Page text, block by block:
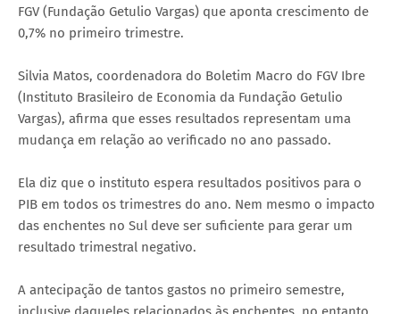
FGV (Fundação Getulio Vargas) que aponta crescimento de
0,7% no primeiro trimestre.
Silvia Matos, coordenadora do Boletim Macro do FGV Ibre
(Instituto Brasileiro de Economia da Fundação Getulio
Vargas), afirma que esses resultados representam uma
mudança em relação ao verificado no ano passado.
Ela diz que o instituto espera resultados positivos para o
PIB em todos os trimestres do ano. Nem mesmo o impacto
das enchentes no Sul deve ser suficiente para gerar um
resultado trimestral negativo.
A antecipação de tantos gastos no primeiro semestre,